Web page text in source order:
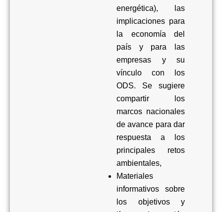
energética), las
implicaciones para
la economía del
país y para las
empresas y su
vínculo con los
ODS. Se sugiere
compartir los
marcos nacionales
de avance para dar
respuesta a los
principales retos
ambientales,
Materiales
informativos sobre
los objetivos y